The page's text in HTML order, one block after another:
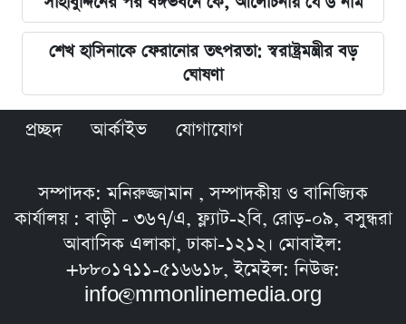
শেখ হাসিনাকে ফেরানোর তৎপরতা: স্বরাষ্ট্রমন্ত্রীর বড়
ঘোষণা
প্রচ্ছদ আর্কাইভ যোগাযোগ
সম্পাদক: মনিরুজ্জামান , সম্পাদকীয় ও বানিজ্যিক
কার্যালয় : বাড়ী - ৩৬৭/এ, ফ্ল্যাট-২বি, রোড়-০৯, বসুন্ধরা
আবাসিক এলাকা, ঢাকা-১২১২। মোবাইল:
+৮৮০১৭১১-৫১৬৬১৮, ইমেইল: নিউজ:
info@mmonlinemedia.org